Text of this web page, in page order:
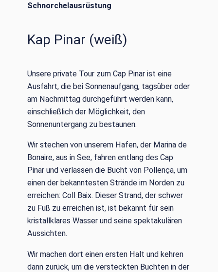
Schnorchelausrüstung
Kap Pinar (weiß)
Unsere private Tour zum Cap Pinar ist eine
Ausfahrt, die bei Sonnenaufgang, tagsüber oder
am Nachmittag durchgeführt werden kann,
einschließlich der Möglichkeit, den
Sonnenuntergang zu bestaunen.
Wir stechen von unserem Hafen, der Marina de
Bonaire, aus in See, fahren entlang des Cap
Pinar und verlassen die Bucht von Pollença, um
einen der bekanntesten Strände im Norden zu
erreichen: Coll Baix. Dieser Strand, der schwer
zu Fuß zu erreichen ist, ist bekannt für sein
kristallklares Wasser und seine spektakulären
Aussichten.
Wir machen dort einen ersten Halt und kehren
dann zurück, um die versteckten Buchten in der